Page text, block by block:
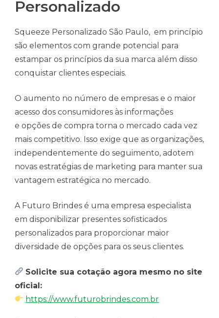
Personalizado
Squeeze Personalizado São Paulo, em princípio
são elementos com grande potencial para
estampar os princípios da sua marca além disso
conquistar clientes especiais.
O aumento no número de empresas e o maior
acesso dos consumidores às informações
e opções de compra torna o mercado cada vez
mais competitivo. Isso exige que as organizações,
independentemente do seguimento, adotem
novas estratégias de marketing para manter sua
vantagem estratégica no mercado.
A Futuro Brindes é uma empresa especialista
em disponibilizar presentes sofisticados
personalizados para proporcionar maior
diversidade de opções para os seus clientes.
Solicite sua cotação agora mesmo no site
oficial:
https://www.futurobrindes.com.br